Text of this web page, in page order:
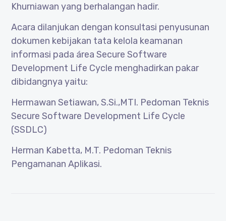
Khurniawan yang berhalangan hadir.
Acara dilanjukan dengan konsultasi penyusunan
dokumen kebijakan tata kelola keamanan
informasi pada área Secure Software
Development Life Cycle menghadirkan pakar
dibidangnya yaitu:
Hermawan Setiawan, S.Si.,MTI. Pedoman Teknis
Secure Software Development Life Cycle
(SSDLC)
Herman Kabetta, M.T. Pedoman Teknis
Pengamanan Aplikasi.